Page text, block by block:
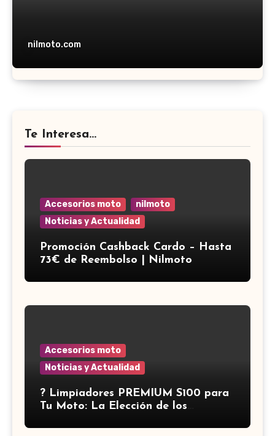
nilmoto.com
Te Interesa...
Accesorios moto
nilmoto
Noticias y Actualidad
Promoción Cashback Cardo – Hasta
73€ de Reembolso | Nilmoto
Accesorios moto
Noticias y Actualidad
?️ Limpiadores PREMIUM S100 para
Tu Moto: La Elección de los